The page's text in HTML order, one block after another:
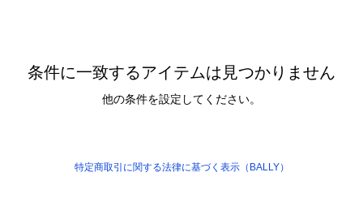
条件に一致するアイテムは見つかりません
他の条件を設定してください。
特定商取引に関する法律に基づく表示（BALLY）